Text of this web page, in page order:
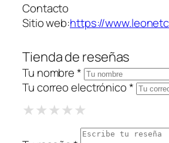
Contacto
Sitio web:https://
Tienda de reseñas
Tu nombre *
Tu correo electrónico *
★1 Star
★★2 Stars
★★★3 Stars
★★★★4 Stars
★★★★★